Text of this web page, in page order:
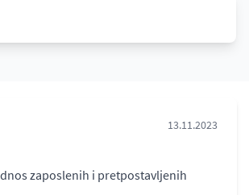
13.11.2023
zaposlenih i pretpostavljenih